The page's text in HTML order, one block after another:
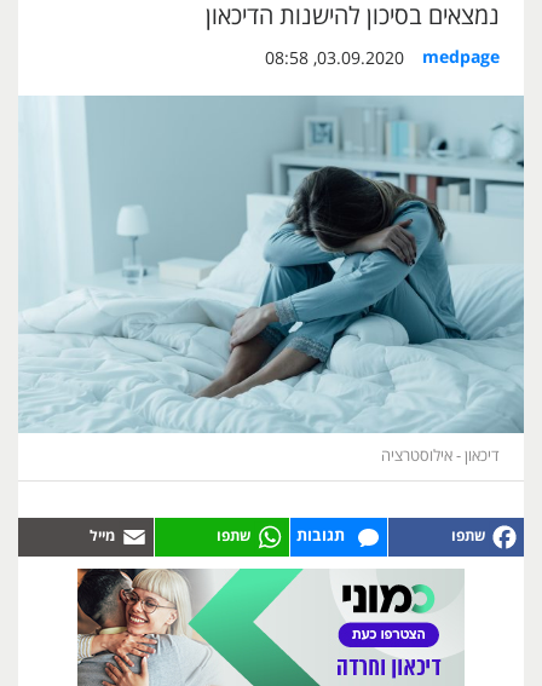
נמצאים בסיכון להישנות הדיכאון
medpage
03.09.2020, 08:58
דיכאון - אילוסטרציה
תגובות